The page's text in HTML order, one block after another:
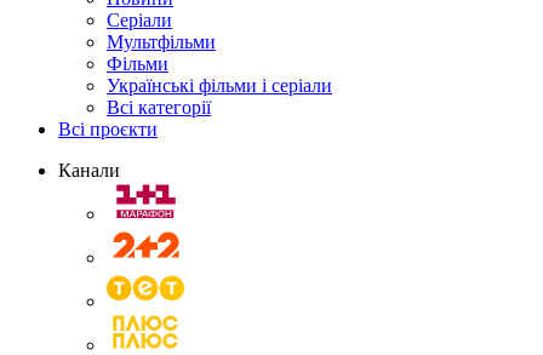
Серіали
Мультфільми
Фільми
Українські фільми і серіали
Всі категорії
Всі проєкти
Канали